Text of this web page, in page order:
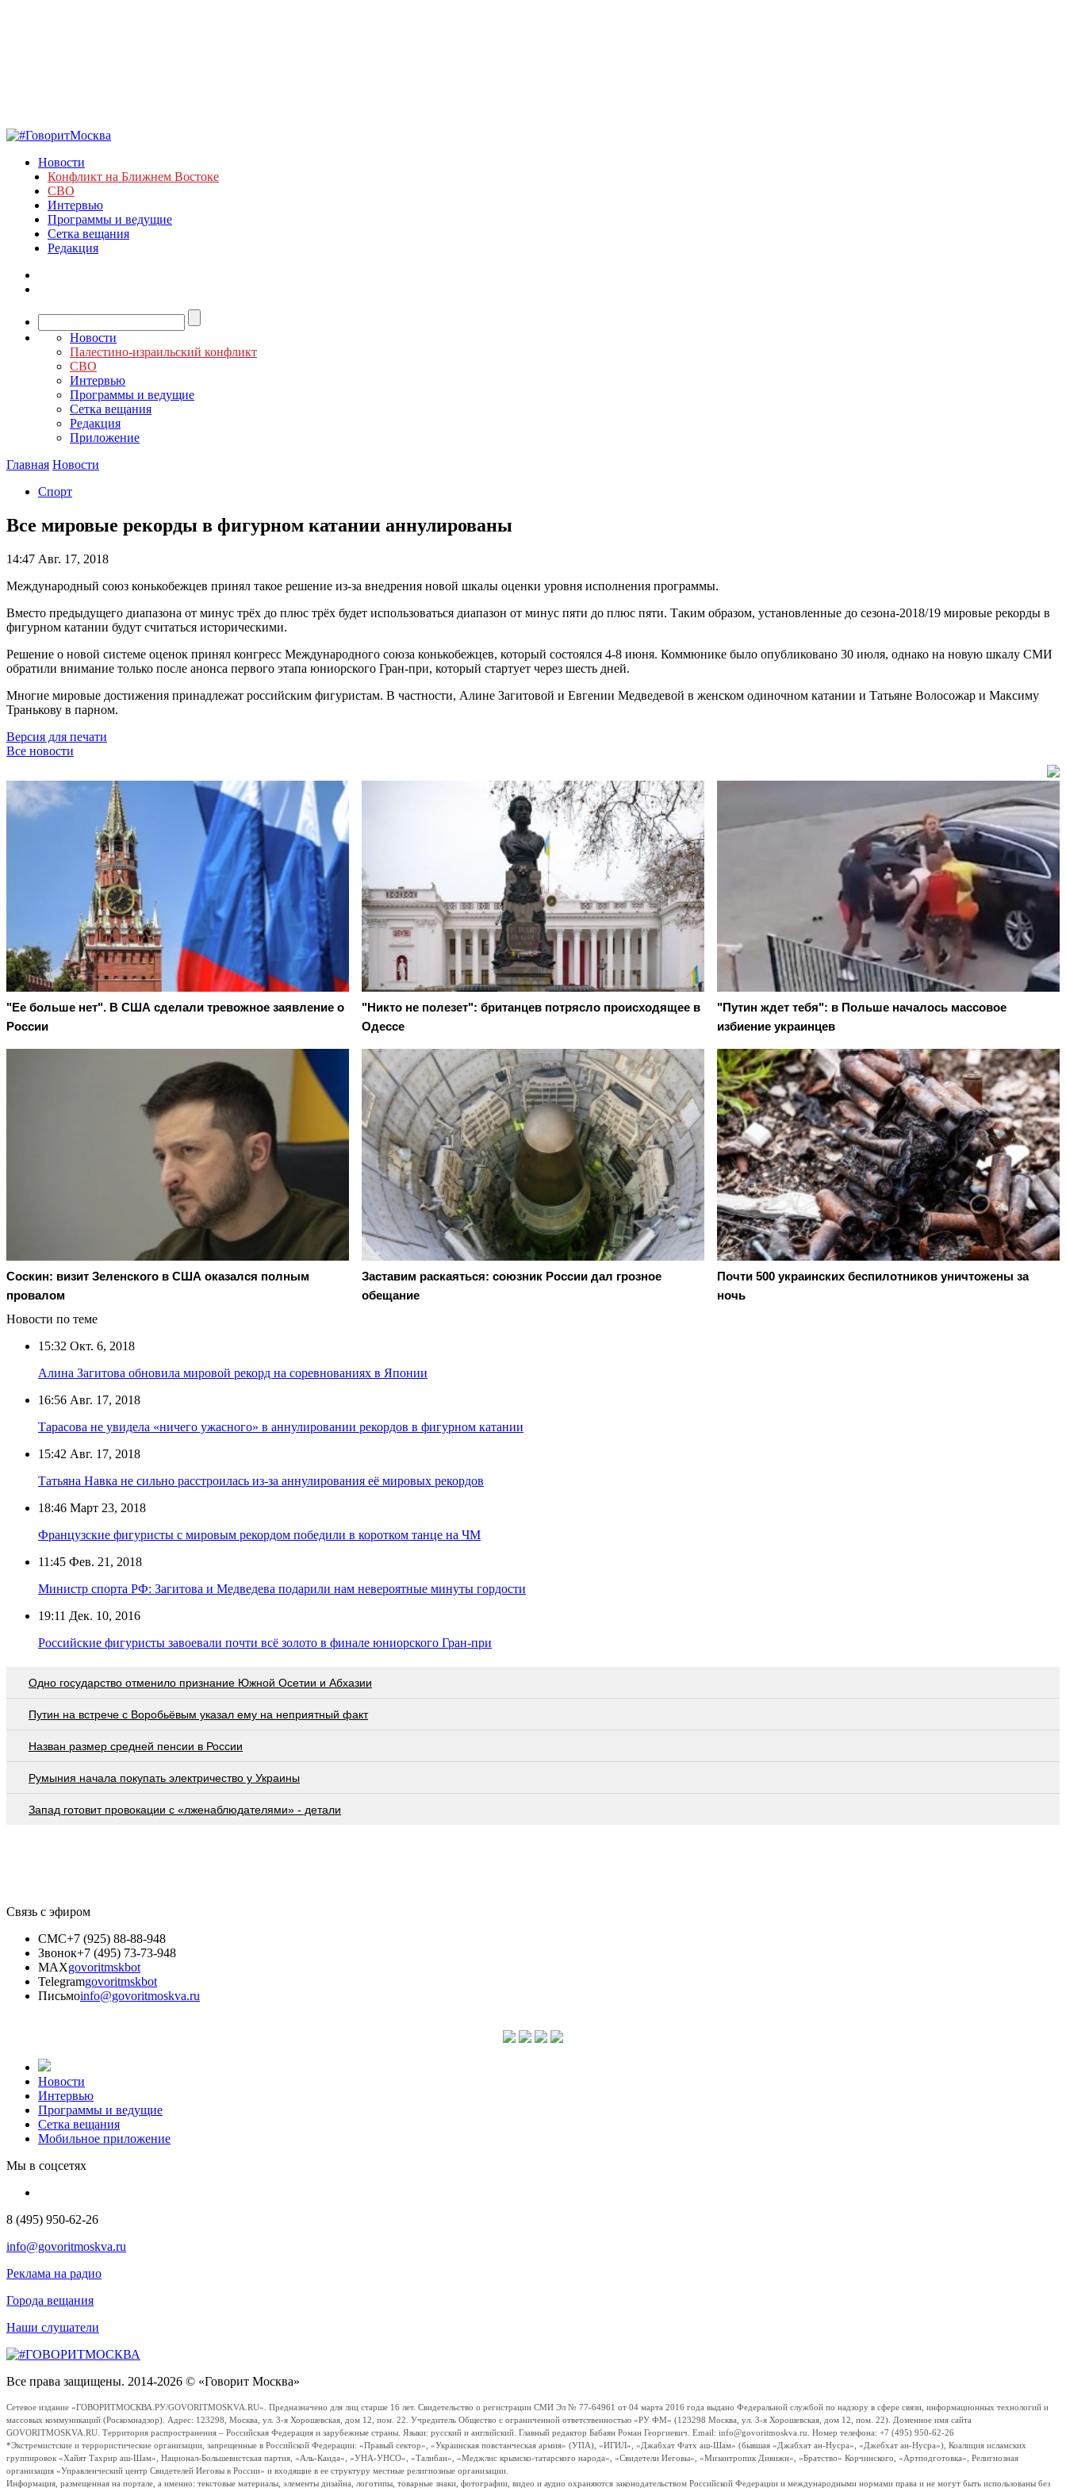
Новости
Конфликт на Ближнем Востоке
СВО
Интервью
Программы и ведущие
Сетка вещания
Редакция
Новости
Палестино-израильский конфликт
СВО
Интервью
Программы и ведущие
Сетка вещания
Редакция
Приложение
Главная Новости
Спорт
Все мировые рекорды в фигурном катании аннулированы
14:47 Авг. 17, 2018
Международный союз конькобежцев принял такое решение из-за внедрения новой шкалы оценки уровня исполнения программы.
Вместо предыдущего диапазона от минус трёх до плюс трёх будет использоваться диапазон от минус пяти до плюс пяти. Таким образом, установленные до сезона-2018/19 мировые рекорды в
фигурном катании будут считаться историческими.
Решение о новой системе оценок принял конгресс Международного союза конькобежцев, который состоялся 4-8 июня. Коммюнике было опубликовано 30 июля, однако на новую шкалу СМИ
обратили внимание только после анонса первого этапа юниорского Гран-при, который стартует через шесть дней.
Многие мировые достижения принадлежат российским фигуристам. В частности, Алине Загитовой и Евгении Медведевой в женском одиночном катании и Татьяне Волосожар и Максиму
Транькову в парном.
Версия для печати
Все новости
"Ее больше нет". В США сделали тревожное заявление о
России
"Никто не полезет": британцев потрясло происходящее в
Одессе
"Путин ждет тебя": в Польше началось массовое
избиение украинцев
Соскин: визит Зеленского в США оказался полным
провалом
Заставим раскаяться: союзник России дал грозное
обещание
Почти 500 украинских беспилотников уничтожены за
ночь
Новости по теме
15:32 Окт. 6, 2018
Алина Загитова обновила мировой рекорд на соревнованиях в Японии
16:56 Авг. 17, 2018
Тарасова не увидела «ничего ужасного» в аннулировании рекордов в фигурном катании
15:42 Авг. 17, 2018
Татьяна Навка не сильно расстроилась из-за аннулирования её мировых рекордов
18:46 Март 23, 2018
Французские фигуристы с мировым рекордом победили в коротком танце на ЧМ
11:45 Фев. 21, 2018
Министр спорта РФ: Загитова и Медведева подарили нам невероятные минуты гордости
19:11 Дек. 10, 2016
Российские фигуристы завоевали почти всё золото в финале юниорского Гран-при
Одно государство отменило признание Южной Осетии и Абхазии
Путин на встрече с Воробьёвым указал ему на неприятный факт
Назван размер средней пенсии в России
Румыния начала покупать электричество у Украины
Запад готовит провокации с «лженаблюдателями» - детали
Связь с эфиром
СМС+7 (925) 88-88-948
Звонок+7 (495) 73-73-948
MAXgovoritmskbot
Telegramgovoritmskbot
Письмоinfo@govoritmoskva.ru
Новости
Интервью
Программы и ведущие
Сетка вещания
Мобильное приложение
Мы в соцсетях
8 (495) 950-62-26
info@govoritmoskva.ru
Реклама на радио
Города вещания
Наши слушатели
Все права защищены. 2014-2026 © «Говорит Москва»
Сетевое издание «ГОВОРИТМОСКВА.РУ/GOVORITMOSKVA.RU». Предназначено для лиц старше 16 лет. Свидетельство о регистрации СМИ Эл № 77-64961 от 04 марта 2016 года выдано Федеральной службой по надзору в сфере связи, информационных технологий и
массовых коммуникаций (Роскомнадзор). Адрес: 123298, Москва, ул. 3-я Хорошевская, дом 12, пом. 22. Учредитель Общество с ограниченной ответственностью «РУ ФМ» (123298 Москва, ул. 3-я Хорошевская, дом 12, пом. 22). Доменное имя сайта
GOVORITMOSKVA.RU. Территория распространения – Российская Федерация и зарубежные страны. Языки: русский и английский. Главный редактор Бабаян Роман Георгиевич. Email: info@govoritmoskva.ru. Номер телефона: +7 (495) 950-62-26
*Экстремистские и террористические организации, запрещенные в Российской Федерации: «Правый сектор», «Украинская повстанческая армия» (УПА), «ИГИЛ», «Джабхат Фатх аш-Шам» (бывшая «Джабхат ан-Нусра», «Джебхат ан-Нусра»), Коалиция исламских
группировок «Хайят Тахрир аш-Шам», Национал-Большевистская партия, «Аль-Каида», «УНА-УНСО», «Талибан», «Меджлис крымско-татарского народа», «Свидетели Иеговы», «Мизантропик Дивижн», «Братство» Корчинского, «Артподготовка», Религиозная
организация «Управленческий центр Свидетелей Иеговы в России» и входящие в ее структуру местные религиозные организации.
Информация, размещенная на портале, а именно: текстовые материалы, элементы дизайна, логотипы, товарные знаки, фотографии, видео и аудио охраняются законодательством Российской Федерации и международными нормами права и не могут быть использованы без